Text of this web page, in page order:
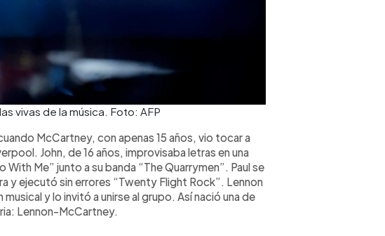
vivas de la música. Foto: AFP
McCartney, con apenas 15 años, vio tocar a
John, de 16 años, improvisaba letras en una
Me” junto a su banda “The Quarrymen”. Paul se
y ejecutó sin errores “Twenty Flight Rock”. Lennon
y lo invitó a unirse al grupo. Así nació una de
Lennon-McCartney.